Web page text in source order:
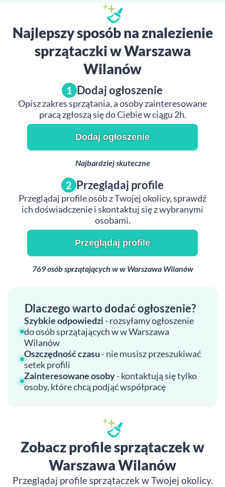
Najlepszy sposób na znalezienie
sprzątaczki w Warszawa
Wilanów
1 Dodaj ogłoszenie
Opisz zakres sprzątania, a osoby zainteresowane
pracą zgłoszą się do Ciebie w ciągu 2h.
Dodaj ogłoszenie
Najbardziej skuteczne
2 Przeglądaj profile
Przeglądaj profile osób z Twojej okolicy, sprawdź
ich doświadczenie i skontaktuj się z wybranymi
osobami.
Przeglądaj profile
769 osób sprzątających w w Warszawa Wilanów
Dlaczego warto dodać ogłoszenie?
Szybkie odpowiedzi - rozsyłamy ogłoszenie
do osób sprzątających w w Warszawa
Wilanów
Oszczędność czasu - nie musisz przeszukiwać
setek profili
Zainteresowane osoby- kontaktują się tylko
osoby, które chcą podjąć współpracę
Zobacz profile sprzątaczek w
Warszawa Wilanów
Przeglądaj profile sprzątaczek w Twojej okolicy.